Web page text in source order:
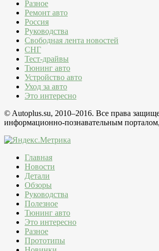
Разное
Ремонт авто
Россия
Руководства
Свободная лента новостей
СНГ
Тест-драйвы
Тюнинг авто
Устройство авто
Уход за авто
Это интересно
© Autoplus.su, 2010–2016. Все права
информационно-познавательным
Главная
Новости
Детали
Обзоры
Руководства
Полезное
Тюнинг авто
Это интересно
Разное
Прототипы